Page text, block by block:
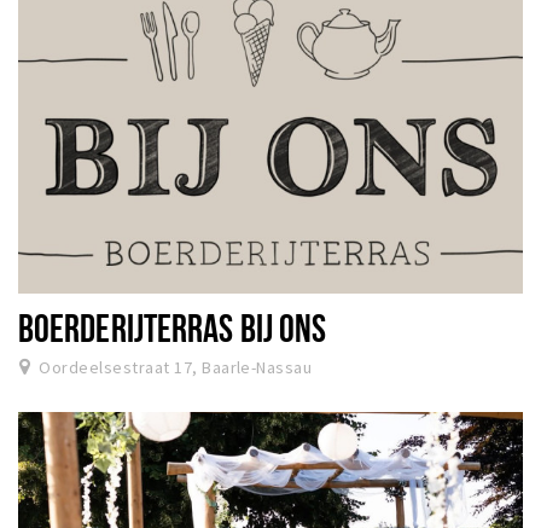
BOERDERIJTERRAS BIJ ONS
Oordeelsestraat 17, Baarle-Nassau